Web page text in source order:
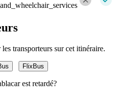
transporteurs sur cet itinéraire.
FlixBus
est retardé?